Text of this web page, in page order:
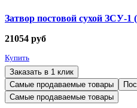
Затвор постовой сухой ЗСУ-
21054 руб
Купить
Заказать в 1 клик
Самые продаваемые товары
Самые продаваемые товары